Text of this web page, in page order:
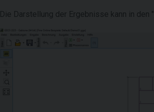
Die Darstellung der Ergebnisse kann in den "